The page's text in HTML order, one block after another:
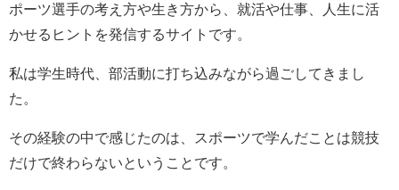
ポーツ選手の考え方や生き方から、就活や仕事、人生に活
かせるヒントを発信するサイトです。
私は学生時代、部活動に打ち込みながら過ごしてきまし
た。
その経験の中で感じたのは、スポーツで学んだことは競技
だけで終わらないということです。